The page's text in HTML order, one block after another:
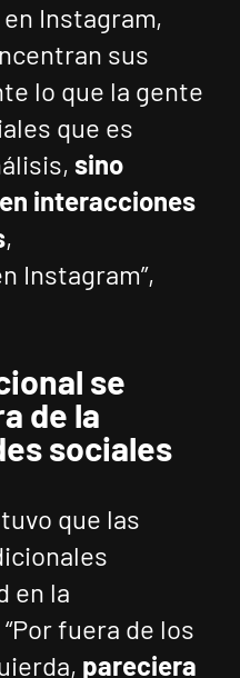
Instagram,
sus
lo que la gente
que es
sino
interacciones
,
Instagram”,
se
de la
sociales
que las
en la
fuera de los
pareciera